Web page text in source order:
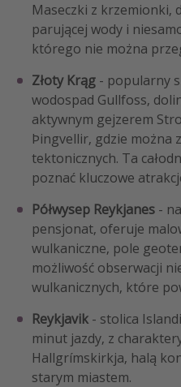
Maseczki z krzemionki,
parującej wody i
którego nie można
Złoty Krąg - popularny
wodospad Gullfoss,
aktywnym gejzerem
Þingvellir, gdzie można
tektonicznych. Ta
poznać kluczowe
Półwysep Reykjanes -
pensjonat, oferuje
wulkaniczne, pole
możliwość obserwacji
wulkanicznych, które
Reykjavik - stolica
minut jazdy, z
Hallgrímskirkja, halą
starym miastem.